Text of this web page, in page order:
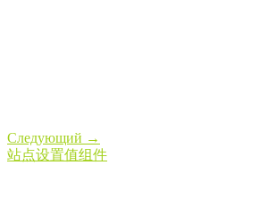
Cледующий →
站点设置值组件